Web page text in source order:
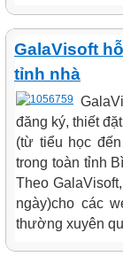
GalaVisoft
tỉnh nhà
đăng ký, thiết
(từ tiểu học
trong toàn tỉnh
Theo
ngày)cho các
thường xuyên